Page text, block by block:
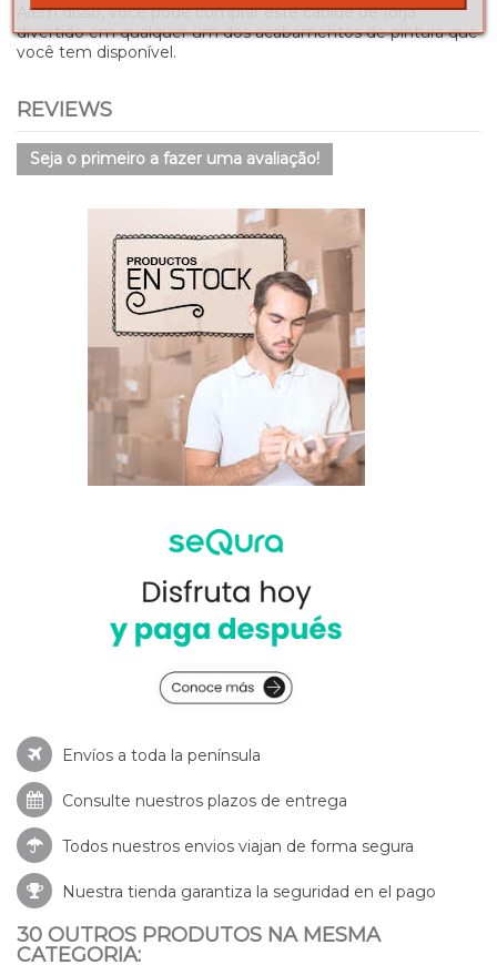
Além disso, você pode comprar este cabide de forja
divertido em qualquer um dos acabamentos de pintura que
você tem disponível.
REVIEWS
Seja o primeiro a fazer uma avaliação!
Envíos a toda la península
Consulte nuestros plazos de entrega
Todos nuestros envios viajan de forma segura
Nuestra tienda garantiza la seguridad en el pago
30 OUTROS PRODUTOS NA MESMA
CATEGORIA: